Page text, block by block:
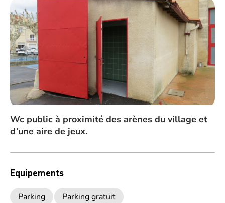
Wc public à proximité des arènes du village et
d’une aire de jeux.
Equipements
Parking Parking gratuit